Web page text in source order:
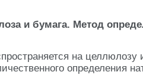
и бумага. Метод
на целлюлозу
определения